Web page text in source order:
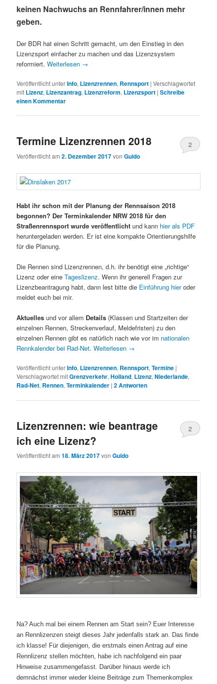
keinen Nachwuchs an Rennfahrer/innen mehr
geben.
Der BDR hat einen Schritt gemacht, um den Einstieg in den
Lizenzsport einfacher zu machen und das Lizenzsystem
reformiert.Weiterlesen →
Veröffentlicht unterInfo, Lizenzrennen, Rennsport |Verschlagwortet
mit Lizenz, Lizenzantrag, Lizenzreform, Lizenzsport |Schreibe
einen Kommentar
Termine Lizenzrennen 2018
Veröffentlicht am2. Dezember 2017vonGuido
2
Habt ihr schon mit der Planung der Rennsaison 2018
begonnen? Der Terminkalender NRW 2018 für den
Straßenrennsport wurde veröffentlicht und kann hier als PDF
heruntergeladen werden. Er ist eine kompakte Orientierungshilfe
für die Planung.
Die Rennen sind Lizenzrennen, d.h. ihr benötigt eine „richtige“
Lizenz oder eineTageslizenz. Wenn ihr generell Fragen zur
Lizenzbeantragung habt, dann lest bitte die Einführung hieroder
meldet euch bei mir.
Aktuelles und vor allem Details (Klassen und Startzeiten der
einzelnen Rennen, Streckenverlauf, Meldefristen) zu den
einzelnen Rennen gibt es natürlich nach wie vor im nationalen
Rennkalender bei Rad-Net.Weiterlesen →
Veröffentlicht unterInfo, Lizenzrennen, Rennsport,Termine |
Verschlagwortet mitGrenzverkehr,Holland, Lizenz,Niederlande,
Rad-Net, Rennen,Terminkalender |2Antworten
Lizenzrennen: wie beantrage
ich eine Lizenz?
Veröffentlicht am18. März 2017vonGuido
2
Na? Auch mal bei einem Rennen am Start sein? Euer Interesse
an Rennlizenzen steigt dieses Jahr jedenfalls stark an. Das finde
ich klasse! Für diejenigen, die erstmals einen Antrag auf eine
Rennlizenz stellen möchten, habe ich nachfolgend ein paar
Hinweise zusammengefasst. Darüber hinaus werde ich
demnächst immer wieder kleine Beiträge zum Themenkomplex